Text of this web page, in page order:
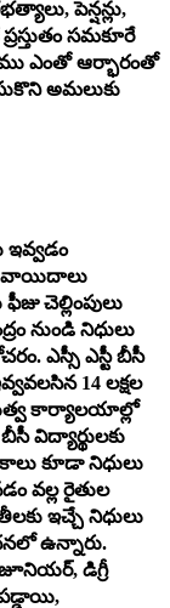
పెన్షన్లు,
సమకూరే
ఎంతో ఆర్భారంతో
అమలుకు
ఇవ్వడం
వాయిదాలు
చెల్లింపులు
నుండి నిధులు
ఎస్సీ ఎస్టీ బీసీ
14 లక్షల
కార్యాలయాల్లో
విద్యార్థులకు
కూడా నిధులు
వల్ల రైతుల
ఇచ్చే నిధులు
ఉన్నారు.
డిగ్రీ